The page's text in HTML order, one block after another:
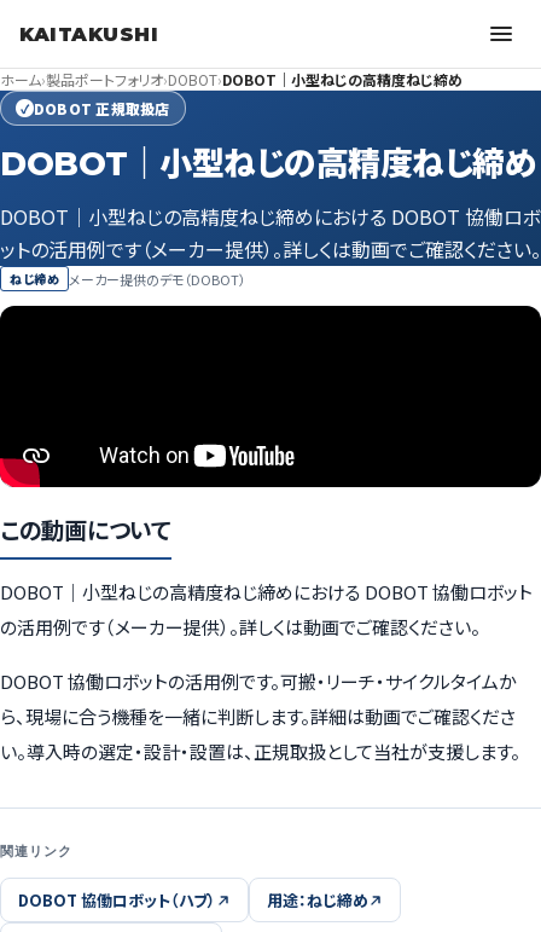
KAITAKUSHI
ホーム›製品ポートフォリオ›DOBOT›DOBOT｜小型ねじの高精度ねじ締め
✓ DOBOT 正規取扱店
DOBOT｜小型ねじの高精度ねじ締め
DOBOT｜小型ねじの高精度ねじ締めにおける DOBOT 協働ロボ
ットの活用例です（メーカー提供）。詳しくは動画でご確認ください。
ねじ締め メーカー提供のデモ（DOBOT）
この動画について
DOBOT｜小型ねじの高精度ねじ締めにおける DOBOT 協働ロボット
の活用例です（メーカー提供）。詳しくは動画でご確認ください。
DOBOT 協働ロボットの活用例です。可搬・リーチ・サイクルタイムか
ら、現場に合う機種を一緒に判断します。詳細は動画でご確認くださ
い。導入時の選定・設計・設置は、正規取扱として当社が支援します。
関連リンク
DOBOT 協働ロボット（ハブ）
用途：ねじ締め